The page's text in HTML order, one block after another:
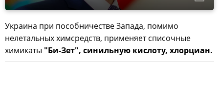
Украина при пособничестве Запада, помимо
нелетальных химсредств, применяет списочные
химикаты "Би-Зет", синильную кислоту, хлорциан.